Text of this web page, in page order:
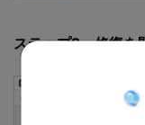
ステップ2、修復を